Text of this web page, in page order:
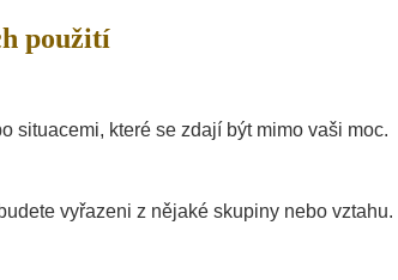
použití
situacemi, které se zdají být mimo vaši moc.
vyřazeni z nějaké skupiny nebo vztahu.